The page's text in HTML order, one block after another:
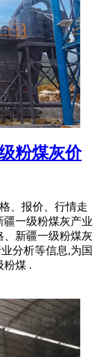
粉煤灰价
、报价、行情走
一级粉煤灰产业
、新疆一级粉煤灰
分析等信息,为国
粉煤 .